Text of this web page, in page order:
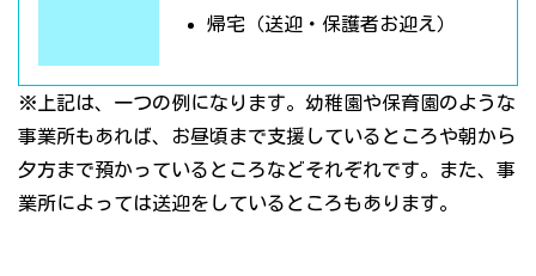
帰宅（送迎・保護者お迎え）
※上記は、一つの例になります。幼稚園や保育園のような
事業所もあれば、お昼頃まで支援しているところや朝から
夕方まで預かっているところなどそれぞれです。また、事
業所によっては送迎をしているところもあります。